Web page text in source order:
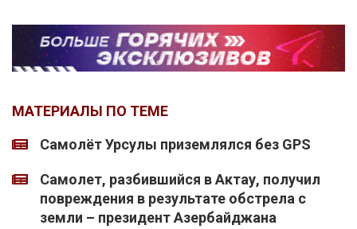
МАТЕРИАЛЫ ПО ТЕМЕ
Самолёт Урсулы приземлялся без GPS
Самолет, разбившийся в Актау, получил
повреждения в результате обстрела с
земли – президент Азербайджана